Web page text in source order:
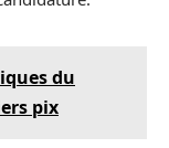
du
pix